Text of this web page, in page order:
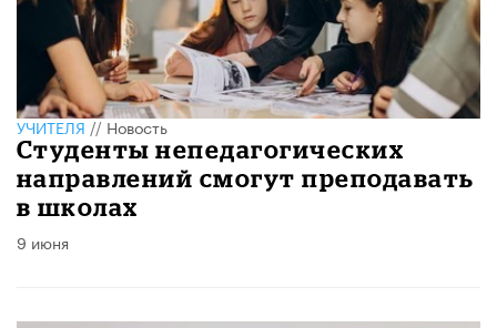
УЧИТЕЛЯ//Новость
Студенты непедагогических
направлений смогут преподавать
в школах
9 июня